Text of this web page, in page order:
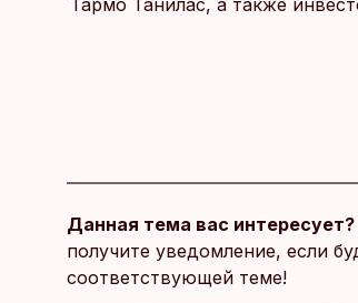
Тармо Танилас, а также
Данная тема вас интересует?
получите уведомление, если
соответствующей теме!